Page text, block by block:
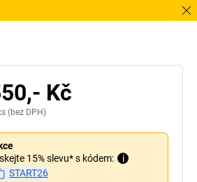
Kč
(bez DPH)
15% slevu* s kódem:
i
START26